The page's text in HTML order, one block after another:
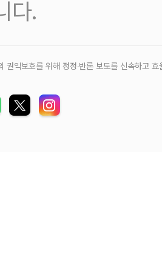
다.
권익보호를 위해 정정‧반론 보도를 신속하고